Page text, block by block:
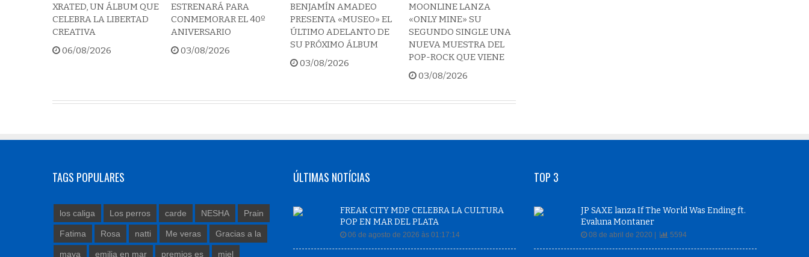
XRATED, UN ÁLBUM QUE
CELEBRA LA LIBERTAD
CREATIVA
06/08/2026
ESTRENARÁ PARA
CONMEMORAR EL 40º
ANIVERSARIO
03/08/2026
BENJAMÍN AMADEO
PRESENTA «MUSEO» EL
ÚLTIMO ADELANTO DE
SU PRÓXIMO ÁLBUM
03/08/2026
MOONLINE LANZA
«ONLY MINE» SU
SEGUNDO SINGLE UNA
NUEVA MUESTRA DEL
POP-ROCK QUE VIENE
03/08/2026
TAGS POPULARES
los caliga Los perros carde NESHA Prain
Fatima Rosa natti Me veras Gracias a la
maya emilia en mar premios es miel
ÚLTIMAS NOTÍCIAS
FREAK CITY MDP CELEBRA LA CULTURA
POP EN MAR DEL PLATA
06 de agosto de 2026 às 01:17:14
TOP 3
JP SAXE lanza If The World Was Ending ft.
Evaluna Montaner
08 de abril de 2020 | 5594